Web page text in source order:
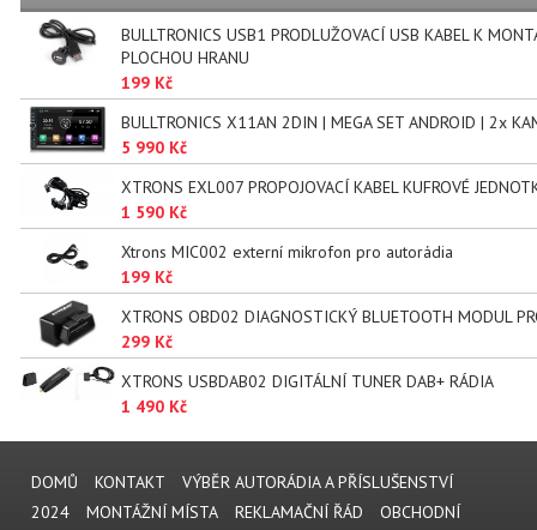
BULLTRONICS USB1 PRODLUŽOVACÍ USB KABEL K
PLOCHOU HRANU
199 Kč
BULLTRONICS X11AN 2DIN | MEGA SET ANDROID | 2x
5 990 Kč
XTRONS EXL007 PROPOJOVACÍ KABEL KUFROVÉ
1 590 Kč
Xtrons MIC002 externí mikrofon pro autorádia
199 Kč
XTRONS OBD02 DIAGNOSTICKÝ BLUETOOTH MODUL
299 Kč
XTRONS USBDAB02 DIGITÁLNÍ TUNER DAB+ RÁDIA
1 490 Kč
DOMŮ KONTAKT
VÝBĚR AUTORÁDIA A PŘÍSLUŠENSTVÍ
2024
MONTÁŽNÍ MÍSTA REKLAMAČNÍ ŘÁD
OBCHODNÍ